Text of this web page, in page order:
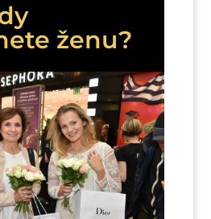
ženu?